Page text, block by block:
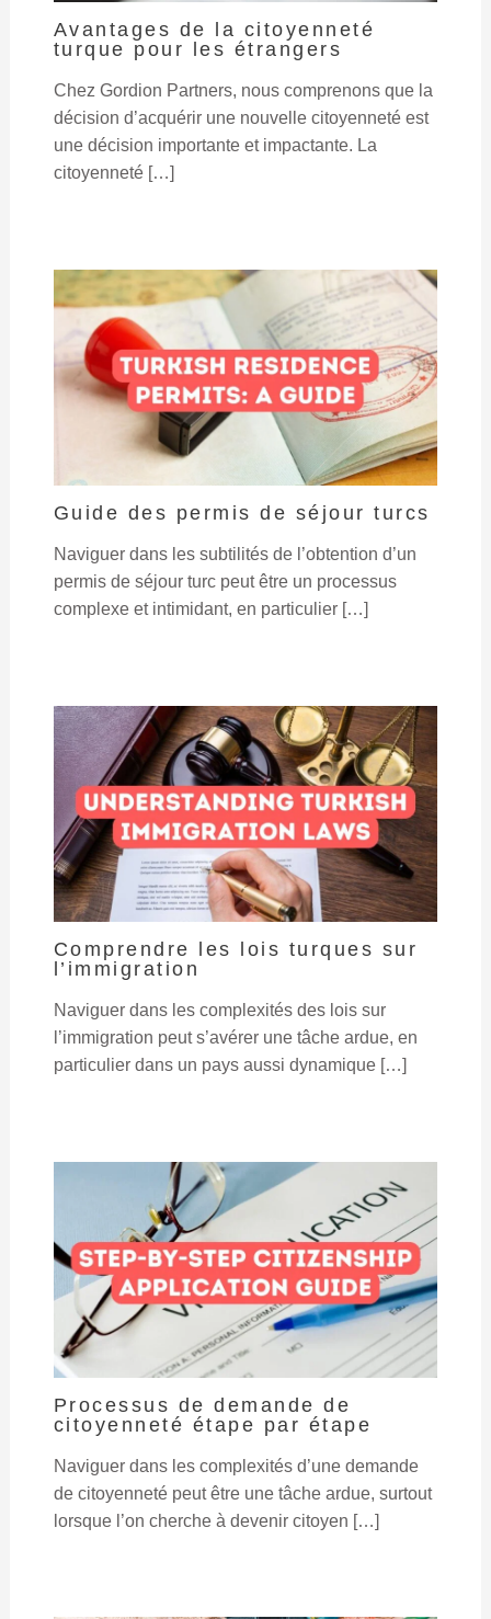
Avantages de la citoyenneté
turque pour les étrangers
Chez Gordion Partners, nous comprenons que la
décision d’acquérir une nouvelle citoyenneté est
une décision importante et impactante. La
citoyenneté […]
Guide des permis de séjour turcs
Naviguer dans les subtilités de l’obtention d’un
permis de séjour turc peut être un processus
complexe et intimidant, en particulier […]
Comprendre les lois turques sur
l’immigration
Naviguer dans les complexités des lois sur
l’immigration peut s’avérer une tâche ardue, en
particulier dans un pays aussi dynamique […]
Processus de demande de
citoyenneté étape par étape
Naviguer dans les complexités d’une demande
de citoyenneté peut être une tâche ardue, surtout
lorsque l’on cherche à devenir citoyen […]